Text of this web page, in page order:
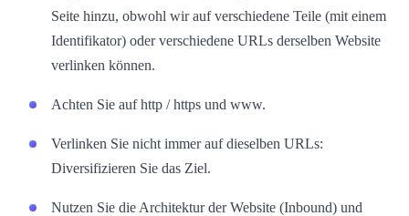
Seite hinzu, obwohl wir auf verschiedene Teile (mit einem
Identifikator) oder verschiedene URLs derselben Website
verlinken können.
Achten Sie auf http / https und www.
Verlinken Sie nicht immer auf dieselben URLs:
Diversifizieren Sie das Ziel.
Nutzen Sie die Architektur der Website (Inbound) und